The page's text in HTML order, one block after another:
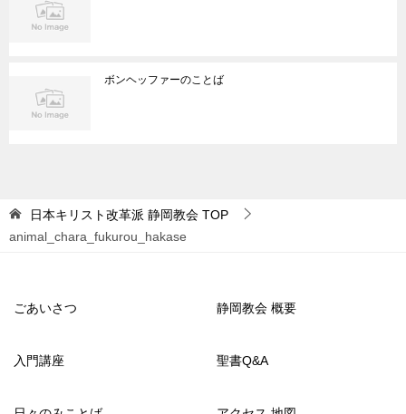
ボンヘッファーのことば
日本キリスト改革派 静岡教会 TOP
animal_chara_fukurou_hakase
ごあいさつ 静岡教会 概要
入門講座 聖書Q&A